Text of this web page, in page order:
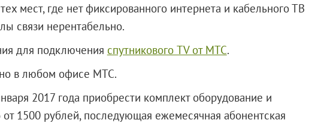
мест, где нет фиксированного интернета и кабельного ТВ
связи нерентабельно.
для подключения спутникового TV от МТС.
в любом офисе МТС.
2017 года приобрести комплект оборудование и
1500 рублей, последующая ежемесячная абонентская